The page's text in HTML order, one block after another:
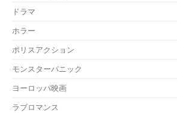
ドラマ
ホラー
ポリスアクション
モンスターパニック
ヨーロッパ映画
ラブロマンス